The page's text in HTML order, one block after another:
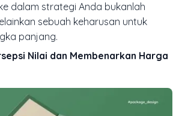
dalam strategi Anda bukanlah
sebuah keharusan untuk
panjang.
Nilai dan Membenarkan Harga